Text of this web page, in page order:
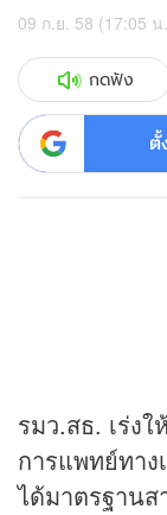
09 ก.ย. 58 (17:05 น
กดฟัง
ตั้
รมว.สธ. เร่ง
การแพทย์ทาง
ได้มาตรฐานส